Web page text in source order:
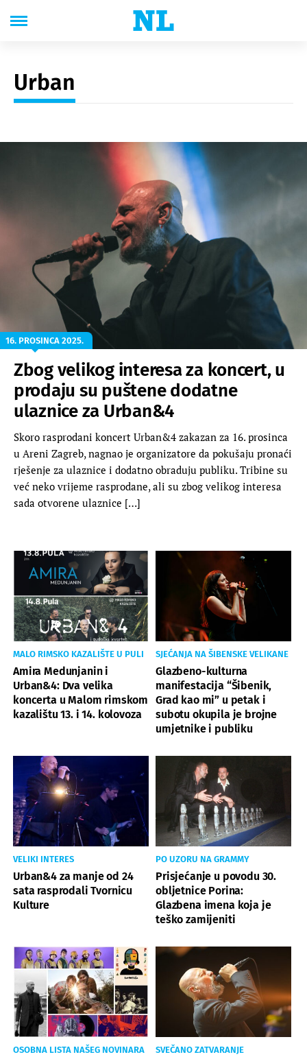
Urban
16. PROSINCA 2025.
Zbog velikog interesa za koncert, u
prodaju su puštene dodatne
ulaznice za Urban&4
Skoro rasprodani koncert Urban&4 zakazan za 16. prosinca
u Areni Zagreb, nagnao je organizatore da pokušaju pronaći
rješenje za ulaznice i dodatno obraduju publiku. Tribine su
već neko vrijeme rasprodane, ali su zbog velikog interesa
sada otvorene ulaznice […]
MALO RIMSKO KAZALIŠTE U PULI
Amira Medunjanin i
Urban&4: Dva velika
koncerta u Malom rimskom
kazalištu 13. i 14. kolovoza
SJEĆANJA NA ŠIBENSKE VELIKANE
Glazbeno-kulturna
manifestacija “Šibenik,
Grad kao mi” u petak i
subotu okupila je brojne
umjetnike i publiku
VELIKI INTERES
Urban&4 za manje od 24
sata rasprodali Tvornicu
Kulture
PO UZORU NA GRAMMY
Prisjećanje u povodu 30.
obljetnice Porina:
Glazbena imena koja je
teško zamijeniti
OSOBNA LISTA NAŠEG NOVINARA SVEČANO ZATVARANJE